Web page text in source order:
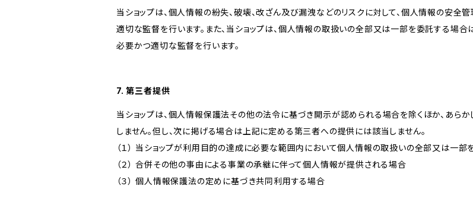
当ショップは、個人情報の紛失、破壊、改ざん及び漏洩などのリスクに対して、個人情報の安全
適切な監督を行います。また、当ショップは、個人情報の取扱いの全部又は一部を委託する場
必要かつ適切な監督を行います。
7. 第三者提供
当ショップは、個人情報保護法その他の法令に基づき開示が認められる場合を除くほか、あら
しません。但し、次に掲げる場合は上記に定める第三者への提供には該当しません。
（１） 当ショップが利用目的の達成に必要な範囲内において個人情報の取扱いの全部又は一
（２） 合併その他の事由による事業の承継に伴って個人情報が提供される場合
（３） 個人情報保護法の定めに基づき共同利用する場合